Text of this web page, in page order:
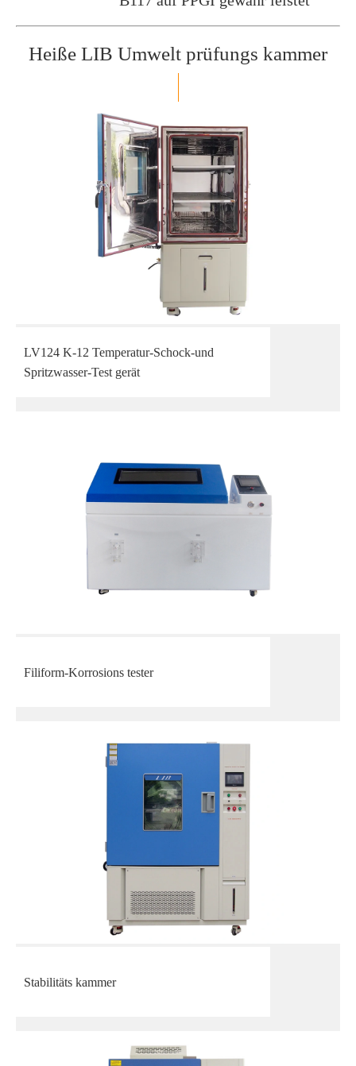
Heiße LIB Umwelt prüfungs kammer
LV124 K-12 Temperatur-Schock-und
Spritzwasser-Test gerät
Filiform-Korrosions tester
Stabilitäts kammer